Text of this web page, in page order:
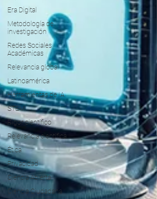
Era Digital
Metodología de
investigación
Redes Sociales
Académicas
Relevancia global
Latinoamérica
Herramientas de IA
STEM
Rigor científico
Relevancia científica
Ética
Privacidad
Ciencia Abierta
Ciencia Ciudadana